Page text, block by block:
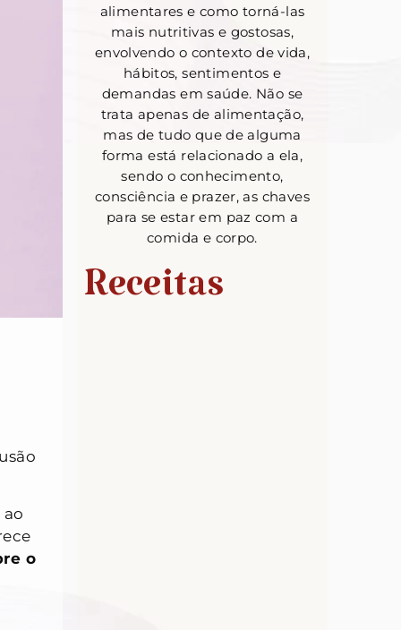
o
alimentares e como torná-las
mais nutritivas e gostosas,
envolvendo o contexto de vida,
hábitos, sentimentos e
demandas em saúde. Não se
trata apenas de alimentação,
mas de tudo que de alguma
forma está relacionado a ela,
sendo o conhecimento,
consciência e prazer, as chaves
para se estar em paz com a
comida e corpo.
Receitas